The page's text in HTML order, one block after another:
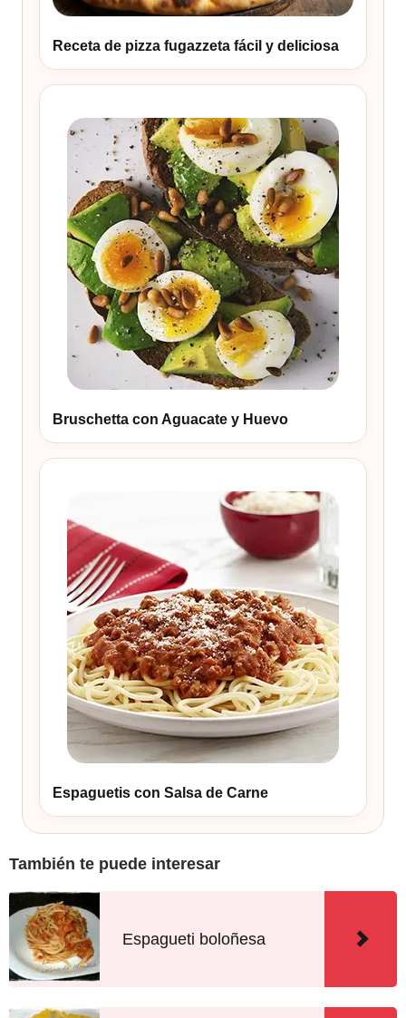
Receta de pizza fugazzeta fácil y deliciosa
Bruschetta con Aguacate y Huevo
Espaguetis con Salsa de Carne
También te puede interesar
Espagueti boloñesa